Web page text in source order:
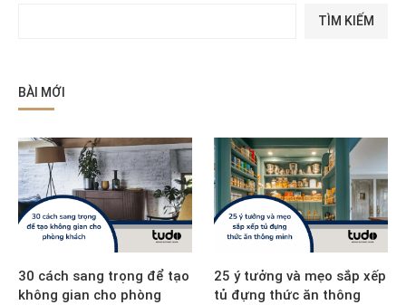
TÌM KIẾM
BÀI MỚI
30 cách sang trọng để tạo
không gian cho phòng
25 ý tưởng và mẹo sắp xếp
tủ đựng thức ăn thông